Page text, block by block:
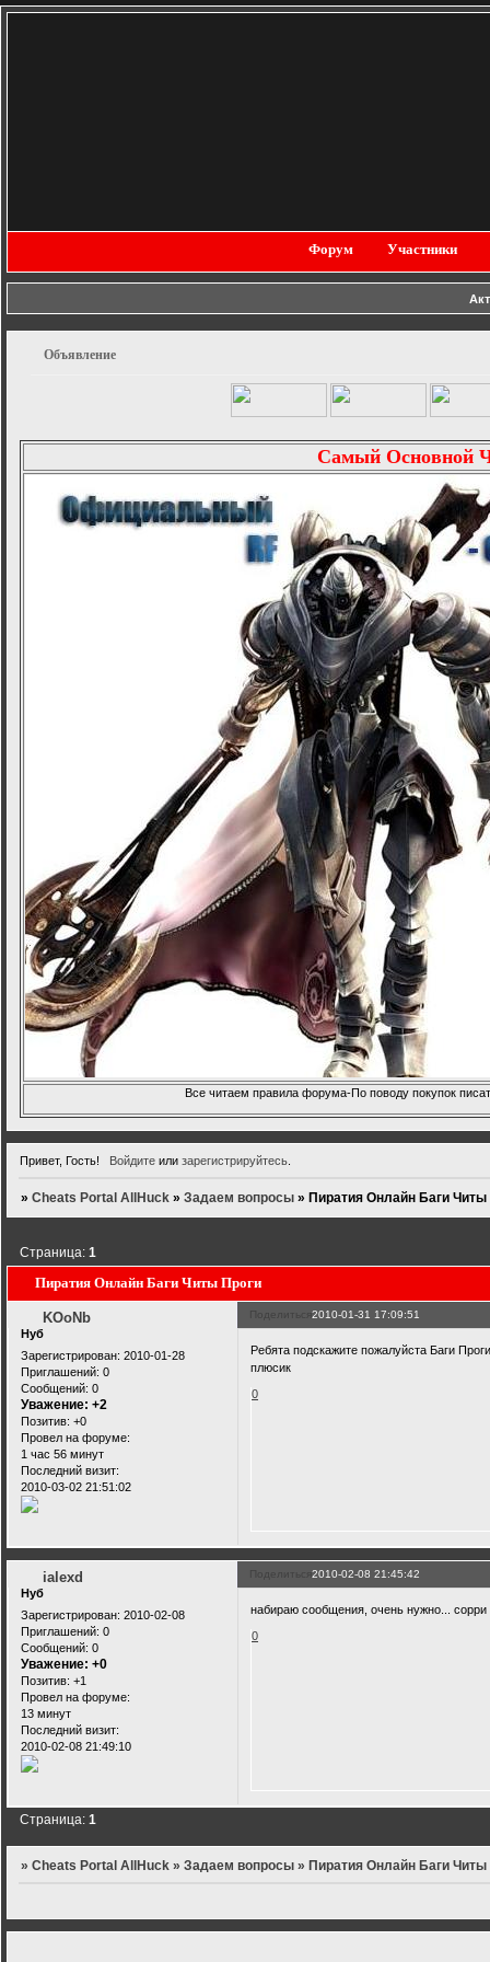
Форум Участники
Объявление
Самый Основной
Все читаем правила форума-По поводу покупок
Привет, Гость! Войдитеили зарегистрируйтесь.
»Cheats Portal AllHuck »Задаем вопросы » Пиратия Онлайн Баги Читы
Пиратия Онлайн Баги Читы Проги
Страница:1
Поделиться2010-01-31 17:09:51
KOoNb
Нуб
Зарегистрирован: 2010-01-28
Приглашений: 0
Сообщений: 0
Уважение: +2
Позитив: +0
Провел на форуме:
1 час 56 минут
Последний визит:
2010-03-02 21:51:02
Ребята подскажите пожалуйста Баги
плюсик
0
Поделиться2010-02-08 21:45:42
ialexd
Нуб
Зарегистрирован: 2010-02-08
Приглашений: 0
Сообщений: 0
Уважение: +0
Позитив: +1
Провел на форуме:
13 минут
Последний визит:
2010-02-08 21:49:10
набираю сообщения, очень нужно...
0
Страница:1
»Cheats Portal AllHuck »Задаем вопросы » Пиратия Онлайн Баги Читы